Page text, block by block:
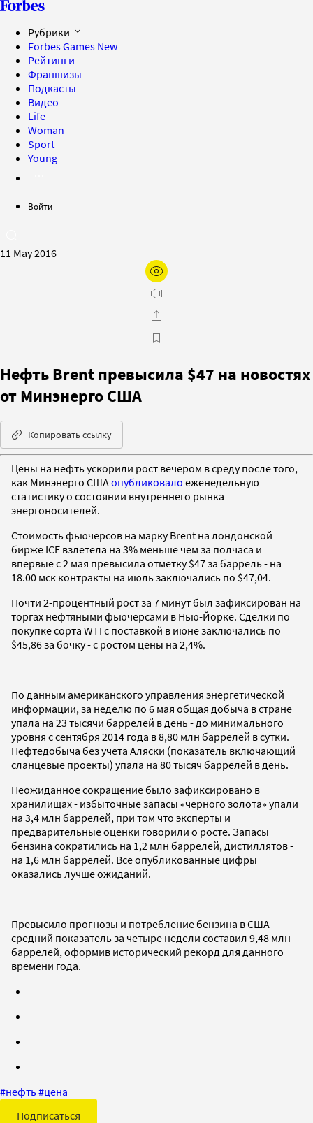
Рубрики
Forbes Games New
Рейтинги
Франшизы
Подкасты
Видео
Life
Woman
Sport
Young
Войти
11 May 2016
Нефть Brent превысила $47 на новостях
от Минэнерго США
Копировать ссылку
Цены на нефть ускорили рост вечером в среду после того,
как Минэнерго СШАопубликовало еженедельную
статистику о состоянии внутреннего рынка
энергоносителей.
Стоимость фьючерсов на марку Brent на лондонской
бирже ICE взлетела на 3% меньше чем за полчаса и
впервые с 2 мая превысила отметку $47 за баррель - на
18.00 мск контракты на июль заключались по $47,04.
Почти 2-процентный рост за 7 минут был зафиксирован на
торгах нефтяными фьючерсами в Нью-Йорке. Сделки по
покупке cорта WTI с поставкой в июне заключались по
$45,86 за бочку - с ростом цены на 2,4%.
По данным американского управления энергетической
информации, за неделю по 6 мая общая добыча в стране
упала на 23 тысячи баррелей в день - до минимального
уровня с сентября 2014 года в 8,80 млн баррелей в сутки.
Нефтедобыча без учета Аляски (показатель включающий
сланцевые проекты) упала на 80 тысяч баррелей в день.
Неожиданное сокращение было зафиксировано в
хранилищах - избыточные запасы «черного золота» упали
на 3,4 млн баррелей, при том что эксперты и
предварительные оценки говорили о росте. Запасы
бензина сократились на 1,2 млн баррелей, дистиллятов -
на 1,6 млн баррелей. Все опубликованные цифры
оказались лучше ожиданий.
Превысило прогнозы и потребление бензина в США -
средний показатель за четыре недели составил 9,48 млн
баррелей, оформив исторический рекорд для данного
времени года.
#нефть#цена
Подписаться